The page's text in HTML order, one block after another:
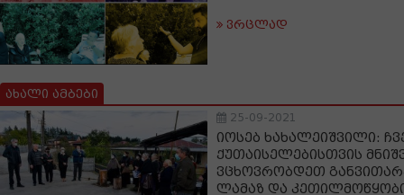
ვრცლად
ახალი ამბები
25-09-2021
იოსებ ხახალეიშვილი:
ქუთაისელებისთვის
ვცხოვრობდეთ
ლამაზ და